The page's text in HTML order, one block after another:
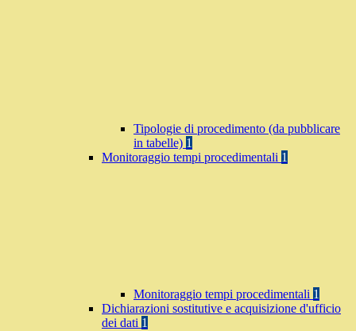
Tipologie di procedimento (da pubblicare
in tabelle) 1
Monitoraggio tempi procedimentali 1
Monitoraggio tempi procedimentali 1
Dichiarazioni sostitutive e acquisizione d'ufficio
dei dati 1